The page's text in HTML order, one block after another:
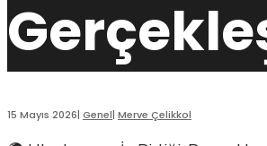
15 Mayıs 2026| Genel| Merve Çelikkol